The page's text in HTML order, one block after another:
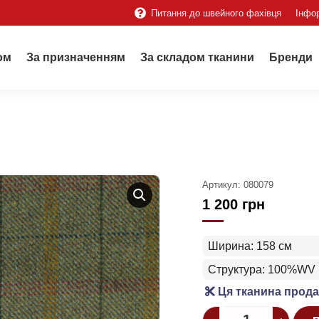
Питання до швейного фахівця
За призначенням За складом тканини Бренди
Артикул: 080079
1 200 грн
Ширина: 158 см
Структура: 100%WV
Ця тканина
Quantity